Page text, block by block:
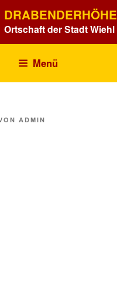
DRABENDERHÖHE
Ortschaft der Stadt Wiehl
Menü
ADMIN